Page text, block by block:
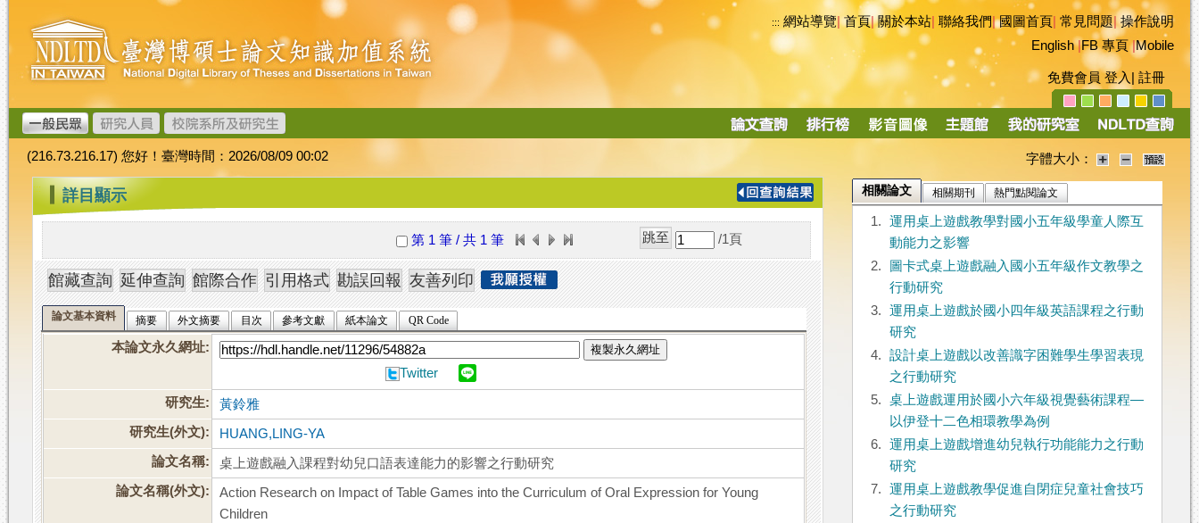
跳
到
主
要
內
容
臺
灣
博
碩
士
論
文
加
值
系
統
::: 網站導覽|首頁|關於本站 聯絡我們|國圖首頁 常見問題|操作說明
English|FB 專頁|Mobile
免費會員 登入 註冊
導
(216.73.216.17) 您好！臺灣時間：2026/08/09 00:02 字體大小：
::: 詳目顯示
第 1 筆 / 共 1 筆 /1 頁
論文基本資料 摘要 外文摘要 目次 參考文獻 紙本論文 QR Code
本論文永久網址: 複製永久網址
Twitter
研究生:
黃鈴雅
研究生(外文):
HUANG,LING-YA
論文名稱:
桌上遊戲融入課程對幼兒口語表達能力的影響之行動研究
論文名稱(外文):
Action Research on Impact of Table Games into the Curriculum of Oral Expression for Young
Children
相關論文 相關期刊 熱門點閱論文
1.
運用桌上遊戲教學對國小五年級學童人際互
動能力之影響
2.
圖卡式桌上遊戲融入國小五年級作文教學之
行動研究
3.
運用桌上遊戲於國小四年級英語課程之行動
研究
4.
設計桌上遊戲以改善識字困難學生學習表現
之行動研究
5.
桌上遊戲運用於國小六年級視覺藝術課程—
以伊登十二色相環教學為例
6.
運用桌上遊戲增進幼兒執行功能能力之行動
研究
7.
運用桌上遊戲教學促進自閉症兒童社會技巧
之行動研究